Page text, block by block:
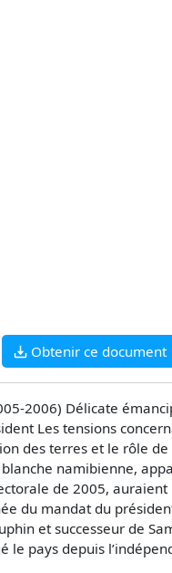
Obtenir ce document
2006) Délicate
Les tensions
des terres et le rôle de
namibienne,
de 2005,
du mandat du
et successeur de
le pays depuis